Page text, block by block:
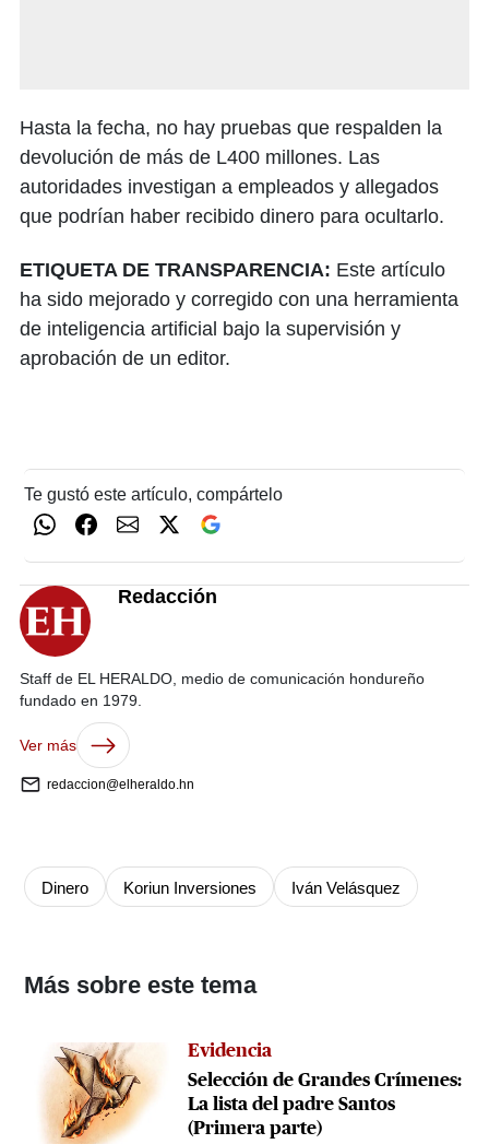
Hasta la fecha, no hay pruebas que respalden la
devolución de más de L400 millones. Las
autoridades investigan a empleados y allegados
que podrían haber recibido dinero para ocultarlo.
ETIQUETA DE TRANSPARENCIA: Este artículo
ha sido mejorado y corregido con una herramienta
de inteligencia artificial bajo la supervisión y
aprobación de un editor.
Te gustó este artículo, compártelo
Redacción
Staff de EL HERALDO, medio de comunicación hondureño
fundado en 1979.
Ver más
redaccion@elheraldo.hn
Dinero Koriun Inversiones Iván Velásquez
Más sobre este tema
Evidencia
Selección de Grandes Crímenes:
La lista del padre Santos
(Primera parte)